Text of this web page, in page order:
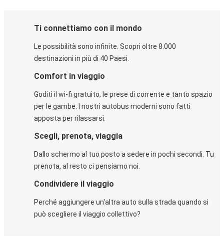
Ti connettiamo con il mondo
Le possibilità sono infinite. Scopri oltre 8.000
destinazioni in più di 40 Paesi.
Comfort in viaggio
Goditi il wi-fi gratuito, le prese di corrente e tanto spazio
per le gambe. I nostri autobus moderni sono fatti
apposta per rilassarsi.
Scegli, prenota, viaggia
Dallo schermo al tuo posto a sedere in pochi secondi. Tu
prenota, al resto ci pensiamo noi.
Condividere il viaggio
Perché aggiungere un'altra auto sulla strada quando si
può scegliere il viaggio collettivo?